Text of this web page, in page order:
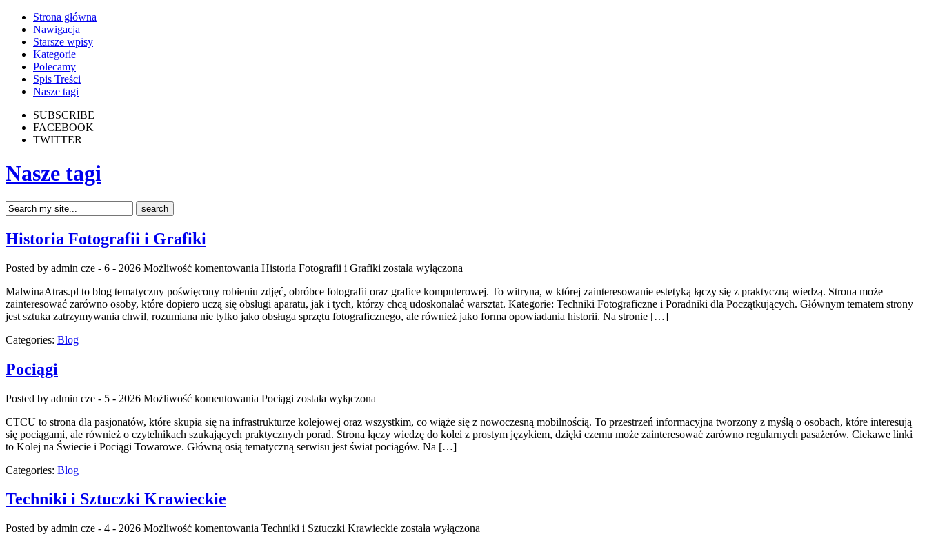
Strona główna
Nawigacja
Starsze wpisy
Kategorie
Polecamy
Spis Treści
Nasze tagi
SUBSCRIBE
FACEBOOK
TWITTER
Nasze tagi
Historia Fotografii i Grafiki
Posted by admin cze - 6 - 2026 Możliwość komentowania Historia Fotografii i Grafiki została wyłączona
MalwinaAtras.pl to blog tematyczny poświęcony robieniu zdjęć, obróbce fotografii oraz grafice komputerowej. To witryna, w której zainteresowanie estetyką łączy się z praktyczną wiedzą. Strona może
zainteresować zarówno osoby, które dopiero uczą się obsługi aparatu, jak i tych, którzy chcą udoskonalać warsztat. Kategorie: Techniki Fotograficzne i Poradniki dla Początkujących. Głównym tematem strony
jest sztuka zatrzymywania chwil, rozumiana nie tylko jako obsługa sprzętu fotograficznego, ale również jako forma opowiadania historii. Na stronie […]
Categories: Blog
Pociągi
Posted by admin cze - 5 - 2026 Możliwość komentowania Pociągi została wyłączona
CTCU to strona dla pasjonatów, które skupia się na infrastrukturze kolejowej oraz wszystkim, co wiąże się z nowoczesną mobilnością. To przestrzeń informacyjna tworzony z myślą o osobach, które interesują
się pociągami, ale również o czytelnikach szukających praktycznych porad. Strona łączy wiedzę do kolei z prostym językiem, dzięki czemu może zainteresować zarówno regularnych pasażerów. Ciekawe linki
to Kolej na Świecie i Pociągi Towarowe. Główną osią tematyczną serwisu jest świat pociągów. Na […]
Categories: Blog
Techniki i Sztuczki Krawieckie
Posted by admin cze - 4 - 2026 Możliwość komentowania Techniki i Sztuczki Krawieckie została wyłączona